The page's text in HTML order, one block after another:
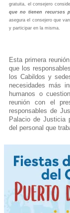
gratuita, el consejero
que no tienen recursos
asegura el consejero que
y participar en la misma.
Esta primera
que los
los Cabildos y
necesidades más
humanos o
reunión con el
responsables de
Palacio de Justicia
del personal que